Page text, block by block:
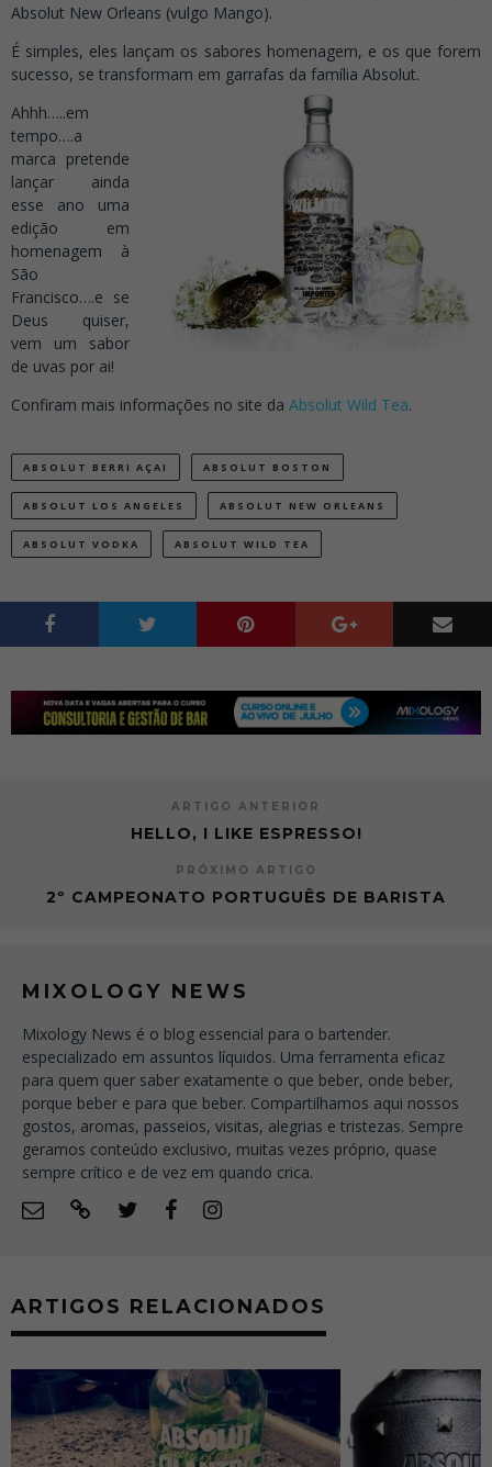
Absolut New Orleans (vulgo Mango).
É simples, eles lançam os sabores homenagem, e os que forem
sucesso, se transformam em garrafas da família Absolut.
Ahhh…..em
tempo….a
marca pretende
lançar ainda
esse ano uma
edição em
homenagem à
São
Francisco….e se
Deus quiser,
vem um sabor
de uvas por ai!
Confiram mais informações no site da Absolut Wild Tea.
ABSOLUT BERRI AÇAI ABSOLUT BOSTON
ABSOLUT LOS ANGELES ABSOLUT NEW ORLEANS
ABSOLUT VODKA ABSOLUT WILD TEA
ARTIGO ANTERIOR
HELLO, I LIKE ESPRESSO!
PRÓXIMO ARTIGO
2º CAMPEONATO PORTUGUÊS DE BARISTA
MIXOLOGY NEWS
Mixology News é o blog essencial para o bartender.
especializado em assuntos líquidos. Uma ferramenta eficaz
para quem quer saber exatamente o que beber, onde beber,
porque beber e para que beber. Compartilhamos aqui nossos
gostos, aromas, passeios, visitas, alegrias e tristezas. Sempre
geramos conteúdo exclusivo, muitas vezes próprio, quase
sempre crítico e de vez em quando crica.
ARTIGOS RELACIONADOS